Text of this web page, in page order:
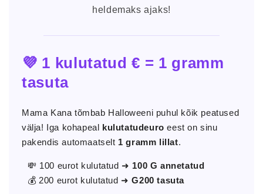
heldemaks ajaks!
💜 1 kulutatud € = 1 gramm
tasuta
Mama Kana tõmbab Halloweeni puhul kõik peatused
välja! Iga kohapeal kulutatudeuroeest on sinu
pakendis automaatselt 1 gramm lillat.
💸 100 eurot kulutatud ➜ 100 G annetatud
💰 200 eurot kulutatud ➜G200 tasuta